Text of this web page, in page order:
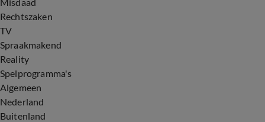
Rechtszaken
TV
Spraakmakend
Reality
Spelprogramma's
Algemeen
Nederland
Buitenland